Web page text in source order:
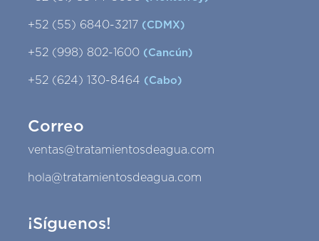
+52 (55) 6840-3217 (CDMX)
+52 (998) 802-1600 (Cancún)
+52 (624) 130-8464 (Cabo)
Correo
ventas@tratamientosdeagua.com
hola@tratamientosdeagua.com
¡Síguenos!